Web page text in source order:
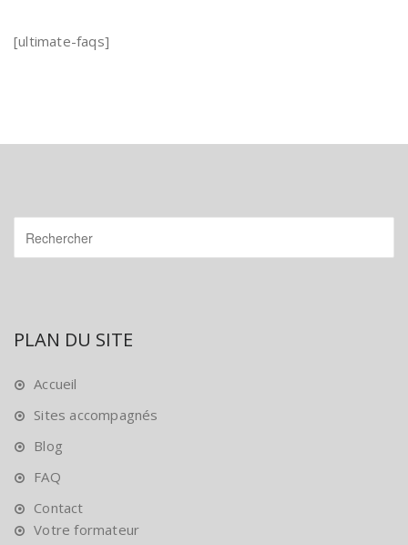
[ultimate-faqs]
PLAN DU SITE
Accueil
Sites accompagnés
Blog
FAQ
Contact
Votre formateur